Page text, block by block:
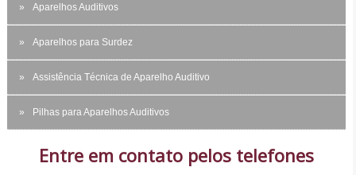
Aparelhos Auditivos
Aparelhos para Surdez
Assistência Técnica de Aparelho Auditivo
Pilhas para Aparelhos Auditivos
Entre em contato pelos telefones